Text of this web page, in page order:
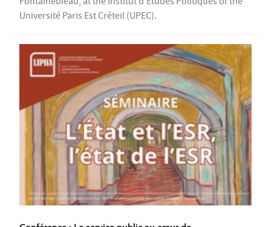
Université Paris Est Créteil (UPEC).